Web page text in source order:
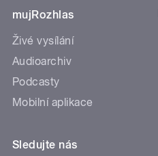
mujRozhlas
Živé vysílání
Audioarchiv
Podcasty
Mobilní aplikace
Sledujte nás